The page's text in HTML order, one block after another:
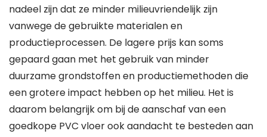
nadeel zijn dat ze minder milieuvriendelijk zijn
vanwege de gebruikte materialen en
productieprocessen. De lagere prijs kan soms
gepaard gaan met het gebruik van minder
duurzame grondstoffen en productiemethoden die
een grotere impact hebben op het milieu. Het is
daarom belangrijk om bij de aanschaf van een
goedkope PVC vloer ook aandacht te besteden aan